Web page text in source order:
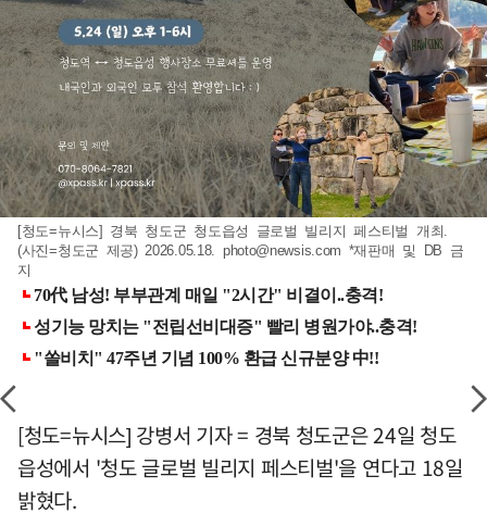
[청도=뉴시스] 경북 청도군 청도읍성 글로벌 빌리지 페스티벌 개최.
(사진=청도군 제공) 2026.05.18. photo@newsis.com *재판매 및 DB 금
지
[청도=뉴시스] 강병서 기자 = 경북 청도군은 24일 청도
읍성에서 '청도 글로벌 빌리지 페스티벌'을 연다고 18일
밝혔다.